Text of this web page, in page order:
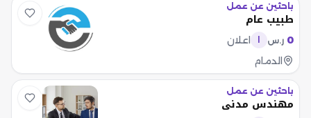
باحثين عن عمل
طبيب عام
0 ر.س
اعلان
الدمام
باحثين عن عمل
مهندس مدني